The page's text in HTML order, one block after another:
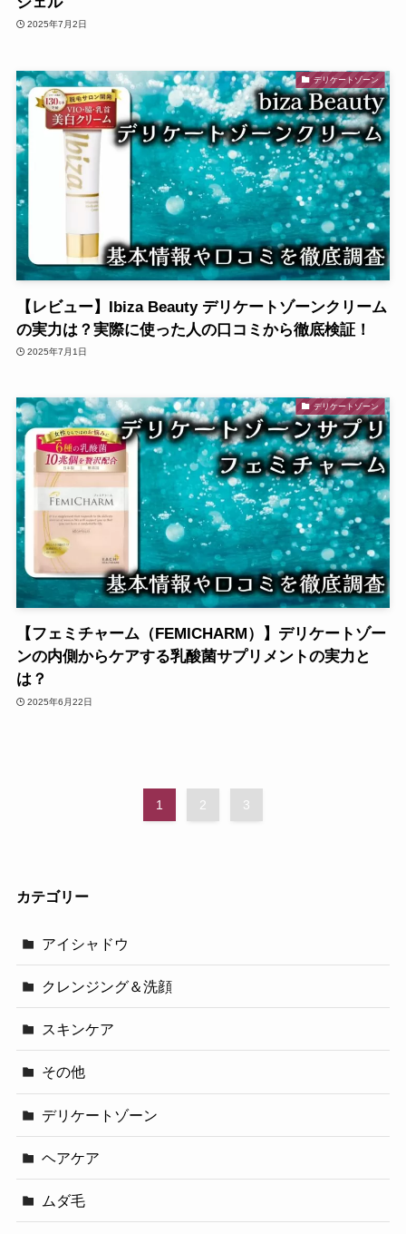
2025年7月2日
デリケートゾーン
【レビュー】Ibiza Beauty デリケートゾーンクリーム
の実力は？実際に使った人の口コミから徹底検証！
2025年7月1日
デリケートゾーン
【フェミチャーム（FEMICHARM）】デリケートゾー
ンの内側からケアする乳酸菌サプリメントの実力と
は？
2025年6月22日
1 2 3
カテゴリー
アイシャドウ
クレンジング＆洗顔
スキンケア
その他
デリケートゾーン
ヘアケア
ムダ毛